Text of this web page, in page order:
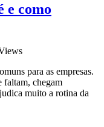
e como
para as empresas.
faltam, chegam
muito a rotina da